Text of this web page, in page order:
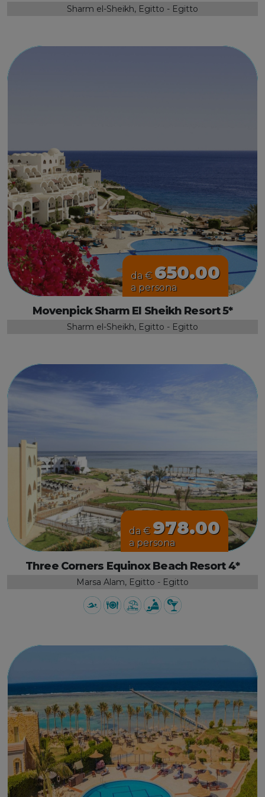
Sharm el-Sheikh, Egitto - Egitto
da € 650.00
a persona
Movenpick Sharm El Sheikh Resort 5*
Sharm el-Sheikh, Egitto - Egitto
da € 978.00
a persona
Three Corners Equinox Beach Resort 4*
Marsa Alam, Egitto - Egitto